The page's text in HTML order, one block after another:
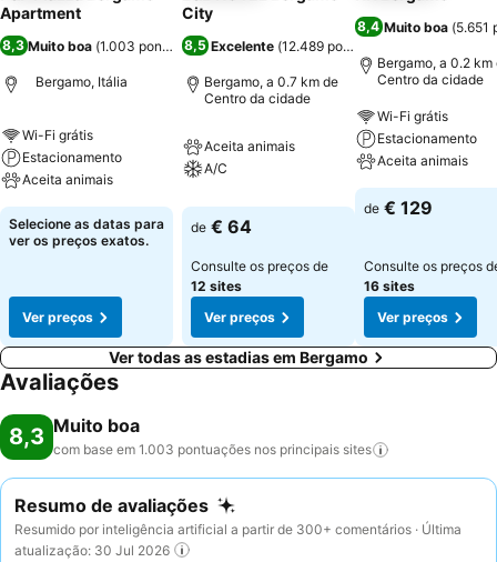
Apartment
8,3Muito boa (1.003 pontuações)
Bergamo, Itália
Wi-Fi grátis
Estacionamento
Aceita animais
Selecione as datas para
ver os preços exatos.
Ver preços
City
8,5 Excelente (12.489 pontuações
Bergamo, a 0.7 km de
Centro da cidade
Aceita animais
A/C
de € 64
Consulte os preços de
12 sites
Ver preços
8,4 Muito boa (5.651
Bergamo, a 0.2 km
Centro da cidade
Wi-Fi grátis
Estacionamento
Aceita animais
de € 129
Consulte os preços
16 sites
Ver preços
Ver todas as estadias em Bergamo
Avaliações
8,3 Muito boa
com base em 1.003 pontuações nos principais sites
Resumo de avaliações
Resumido por inteligência artificial a partir de 300+ comentários · Última
atualização: 30 Jul 2026